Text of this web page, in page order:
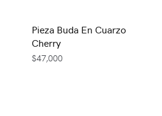
Pieza Buda En Cuarzo
Cherry
$47,000